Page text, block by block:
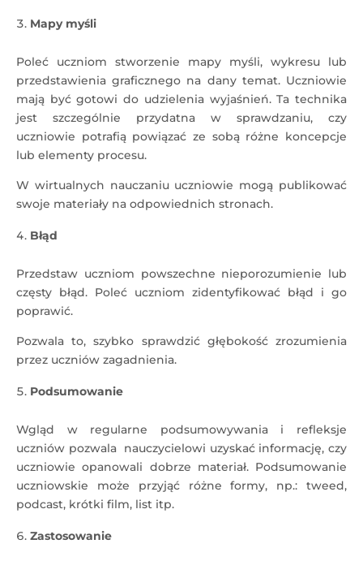
Mapy myśli
Poleć uczniom stworzenie mapy myśli, wykresu lub
przedstawienia graficznego na dany temat. Uczniowie
mają być gotowi do udzielenia wyjaśnień. Ta technika
jest szczególnie przydatna w sprawdzaniu, czy
uczniowie potrafią powiązać ze sobą różne koncepcje
lub elementy procesu.
W wirtualnych nauczaniu uczniowie mogą publikować
swoje materiały na odpowiednich stronach.
Błąd
Przedstaw uczniom powszechne nieporozumienie lub
częsty błąd. Poleć uczniom zidentyfikować błąd i go
poprawić.
Pozwala to, szybko sprawdzić głębokość zrozumienia
przez uczniów zagadnienia.
Podsumowanie
Wgląd w regularne podsumowywania i refleksje
uczniów pozwala nauczycielowi uzyskać informację, czy
uczniowie opanowali dobrze materiał. Podsumowanie
uczniowskie może przyjąć różne formy, np.: tweed,
podcast, krótki film, list itp.
Zastosowanie